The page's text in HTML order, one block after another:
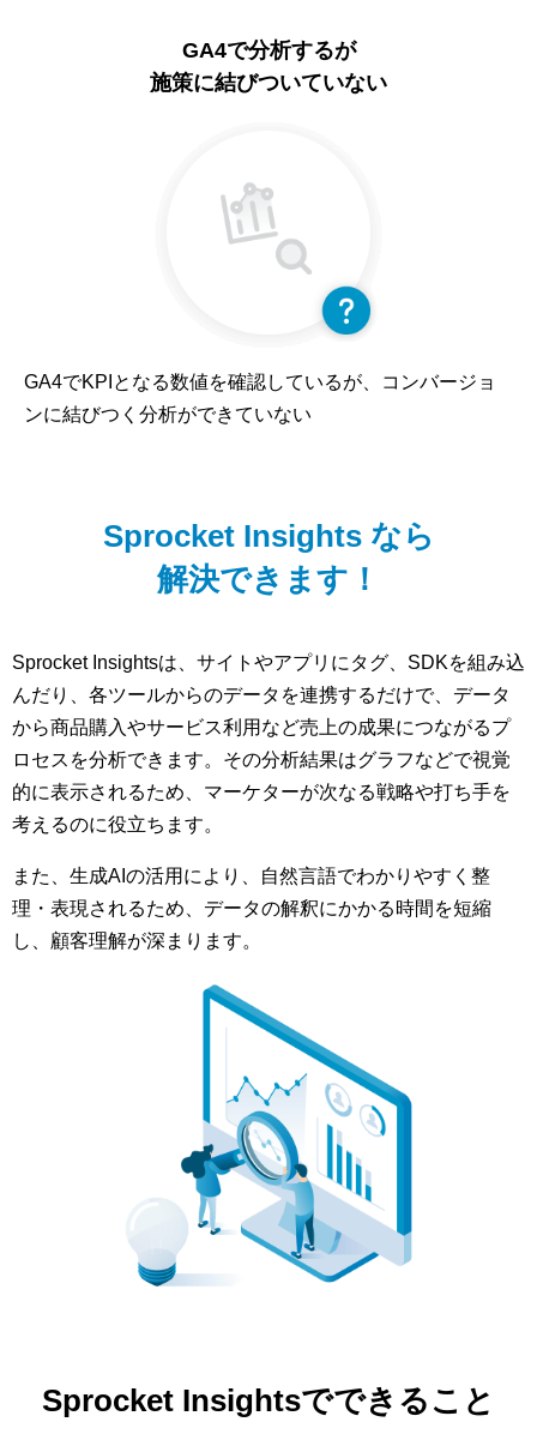
GA4で分析するが
施策に結びついていない
GA4でKPIとなる数値を確認しているが、コンバージョ
ンに結びつく分析ができていない
Sprocket Insights なら
解決できます！
Sprocket Insightsは、サイトやアプリにタグ、SDKを組み込
んだり、各ツールからのデータを連携するだけで、データ
から商品購入やサービス利用など売上の成果につながるプ
ロセスを分析できます。その分析結果はグラフなどで視覚
的に表示されるため、マーケターが次なる戦略や打ち手を
考えるのに役立ちます。
また、生成AIの活用により、自然言語でわかりやすく整
理・表現されるため、データの解釈にかかる時間を短縮
し、顧客理解が深まります。
Sprocket Insightsでできること